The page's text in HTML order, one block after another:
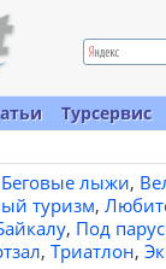
Турсервис
Беговые лыжи,
туризм,
, Под
, Триатлон,